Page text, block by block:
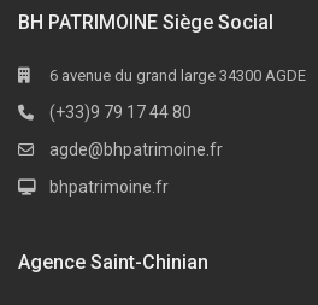
BH PATRIMOINE Siège Social
6 avenue du grand large 34300 AGDE
(+33)9 79 17 44 80
agde@bhpatrimoine.fr
bhpatrimoine.fr
Agence Saint-Chinian